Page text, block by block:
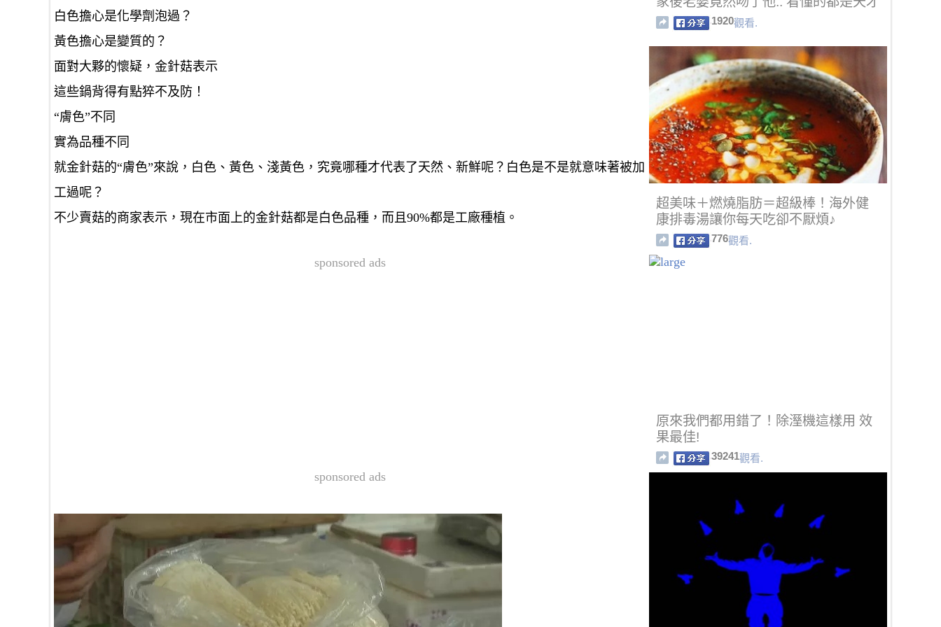
白色擔心是化學劑泡過？
黃色擔心是變質的？
面對大夥的懷疑，金針菇表示
這些鍋背得有點猝不及防！
“膚色”不同
實為品種不同
就金針菇的“膚色”來說，白色、黃色、淺黃色，究竟哪種才代表了天然、新鮮呢？白色是不是就意味著被加
工過呢？
不少賣菇的商家表示，現在市面上的金針菇都是白色品種，而且90%都是工廠種植。
sponsored ads
sponsored ads
1920觀看.
超美味＋燃燒脂肪＝超級棒！海外健
康排毒湯讓你每天吃卻不厭煩♪
776觀看.
原來我們都用錯了！除溼機這樣用 效
果最佳!
39241觀看.